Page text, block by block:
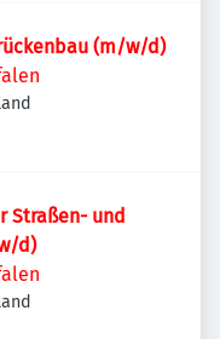
(m/w/d)
Straßen- und
d)